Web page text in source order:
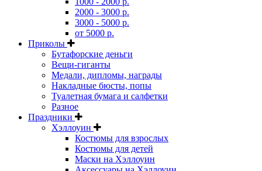
2000 - 3000 р.
3000 - 5000 р.
от 5000 р.
Приколы
Бутафорские деньги
Вещи-гиганты
Медали, дипломы, награды
Накладные бюсты, попы
Туалетная бумага и салфетки
Разное
Праздники
Хэллоуин
Костюмы для взрослых
Костюмы для детей
Маски на Хэллоуин